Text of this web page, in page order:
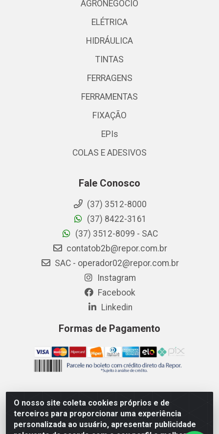
O nosso site coleta cookies próprios e de
terceiros para proporcionar uma experiência
personalizada ao usuário, apresentar publicidade
AGRONEGÓCIO
ELÉTRICA
HIDRÁULICA
TINTAS
FERRAGENS
FERRAMENTAS
FIXAÇÃO
EPIs
COLAS E ADESIVOS
Fale Conosco
(37) 3512-8000
(37) 8422-3161
(37) 3512-8099 - SAC
contatob2b@repor.com.br
SAC - operador02@repor.com.br
Instagram
Facebook
Linkedin
Formas de Pagamento
AMEV IMPORTADORA E DISTRIBUIDORA LTDA - Rodovia MG-
050 km 136 S/N - Cacôco de Cima, Divinópolis/MG - CEP
35.500-970 – CNPJ 41.747.346/0001-35